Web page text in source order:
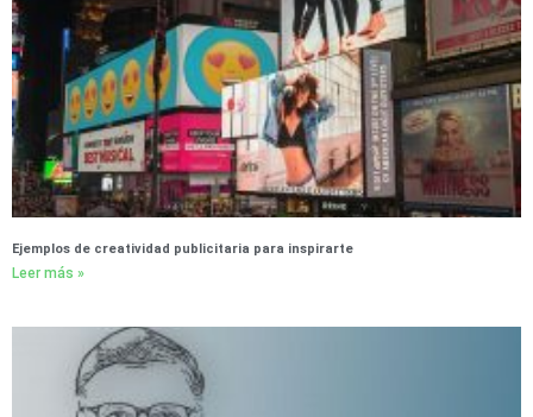
Ejemplos de creatividad publicitaria para inspirarte
Leer más »